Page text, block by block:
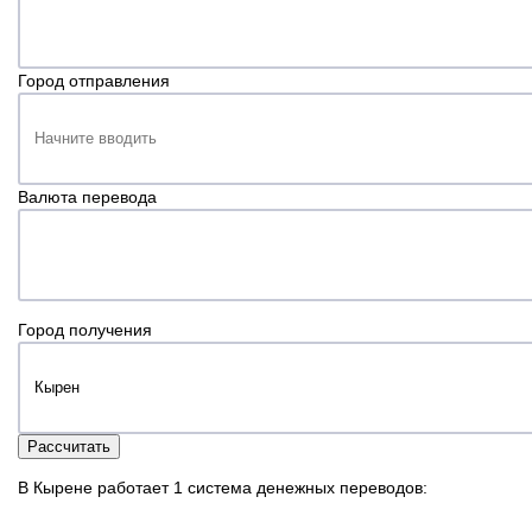
Город отправления
Валюта перевода
Город получения
Рассчитать
В Кырене работает 1 система денежных переводов: